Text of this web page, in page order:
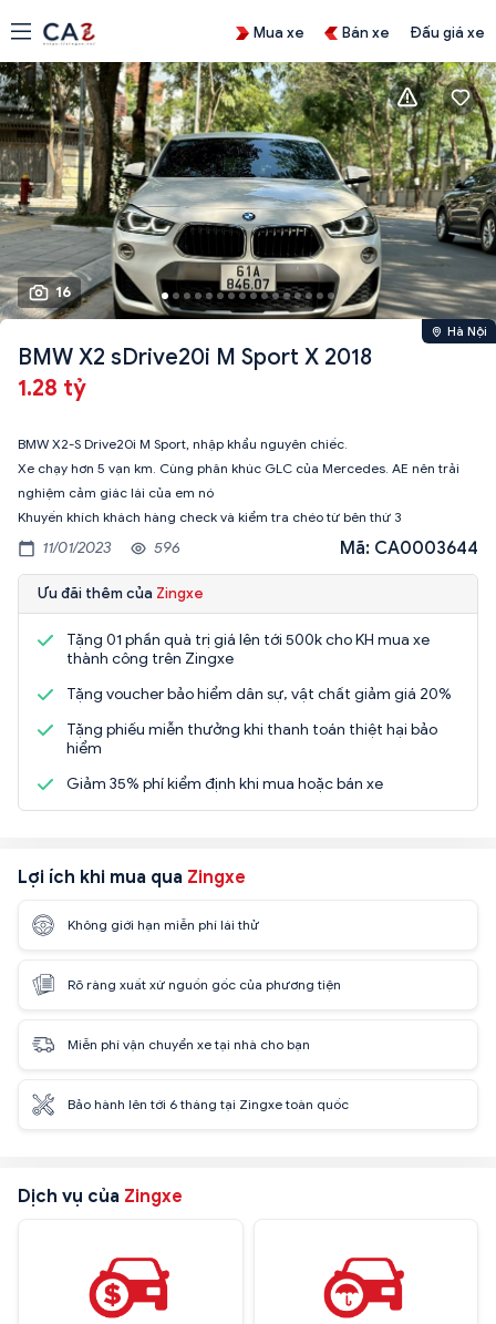
Mua xe Bán xe Đấu giá xe
16
Hà Nội
BMW X2 sDrive20i M Sport X 2018
1.28 tỷ
BMW X2-S Drive20i M Sport, nhập khẩu nguyên chiếc.
Xe chạy hơn 5 vạn km. Cùng phân khúc GLC của Mercedes. AE nên trải
nghiệm cảm giác lái của em nó
Khuyến khích khách hàng check và kiểm tra chéo từ bên thứ 3
11/01/2023 596 Mã: CA0003644
Ưu đãi thêm của Zingxe
Tặng 01 phần quà trị giá lên tới 500k cho KH mua xe
thành công trên Zingxe
Tặng voucher bảo hiểm dân sự, vật chất giảm giá 20%
Tặng phiếu miễn thưởng khi thanh toán thiệt hại bảo
hiểm
Giảm 35% phí kiểm định khi mua hoặc bán xe
Lợi ích khi mua qua Zingxe
Không giới hạn miễn phí lái thử
Rõ ràng xuất xứ nguồn gốc của phương tiện
Miễn phí vận chuyển xe tại nhà cho bạn
Bảo hành lên tới 6 tháng tại Zingxe toàn quốc
Dịch vụ của Zingxe